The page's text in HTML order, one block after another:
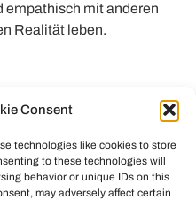
Consent
technologies like cookies to store
to these technologies will
behavior or unique IDs on this
may adversely affect certain
empathisch mit anderen
Realität leben.